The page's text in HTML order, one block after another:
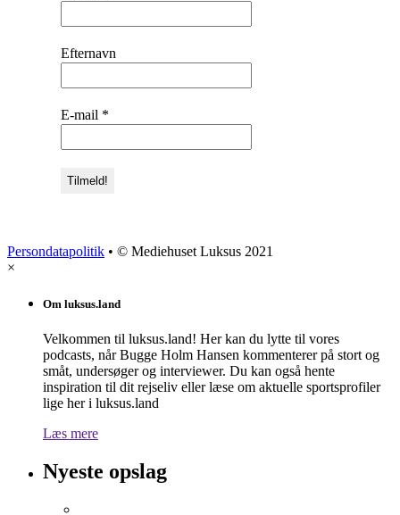
Efternavn
E-mail *
Persondatapolitik • © Mediehuset Luksus 2021
×
Om luksus.land
Velkommen til luksus.land! Her kan du lytte til vores
podcasts, når Bugge Holm Hansen kommenterer på stort og
småt, undersøger og interviewer. Du kan også hente
inspiration til dit rejseliv eller læse om aktuelle sportsprofiler
lige her i luksus.land
Læs mere
Nyeste opslag